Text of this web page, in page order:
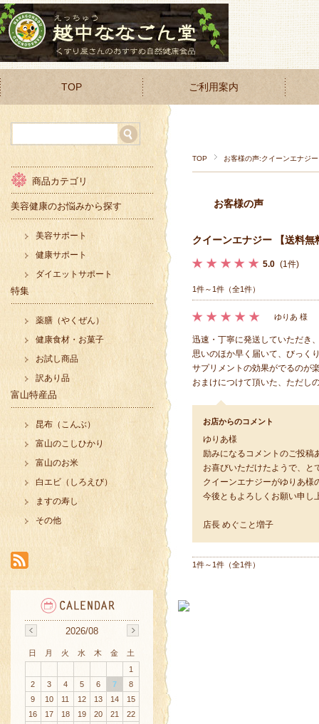
TOP ご利用案内
TOP お客様の声:クイーンエナジ
お客様の声
クイーンエナジー 【送料
5.0 (1件)
1件～1件（全1件）
ゆりあ 様
迅速・丁寧に発送していただき
思いのほか早く届いて、びっく
サプリメントの効果がでるのが
おまけにつけて頂いた、ただし
お店からのコメント
ゆりあ様
励みになるコメントのご投稿
お喜びいただけたようで、と
クイーンエナジーがゆりあ様
今後ともよろしくお願い申し
店長 めぐこと増子
1件～1件（全1件）
商品カテゴリ
美容健康のお悩みから探す
美容サポート
健康サポート
ダイエットサポート
特集
薬膳（やくぜん）
健康食材・お菓子
お試し商品
訳あり品
富山特産品
昆布（こんぶ）
富山のこしひかり
富山のお米
白エビ（しろえび）
ますの寿し
その他
2026/08
日 月 火 水 木 金
土
1
2
3 4 5 6 7
8
9
10 11 12 13 14
15
16
17 18 19 20 21
22